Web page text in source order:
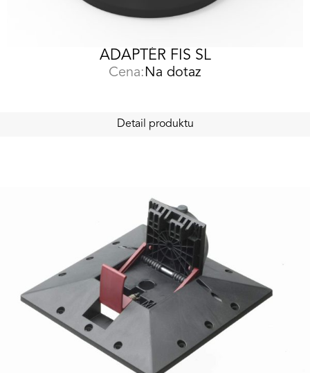
ADAPTÉR FIS SL
Cena: Na dotaz
Detail produktu